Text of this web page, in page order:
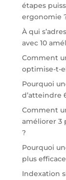
étapes
ergonomie
À qui
avec 10
Comment
optimise-t-
Pourquoi
d’atteindre
Comment
améliorer 3
?
Pourquoi
plus
Indexation